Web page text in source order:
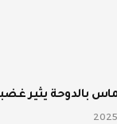
بالدوحة يثير